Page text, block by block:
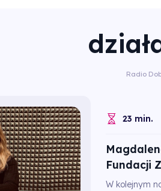
Radio
23 min.
Fundacji
W kolejnym